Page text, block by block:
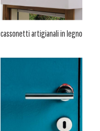
cassonetti artigianali in legno